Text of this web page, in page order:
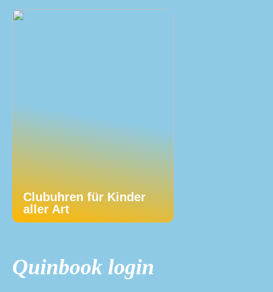
Clubuhren für Kinder
aller Art
Quinbook login